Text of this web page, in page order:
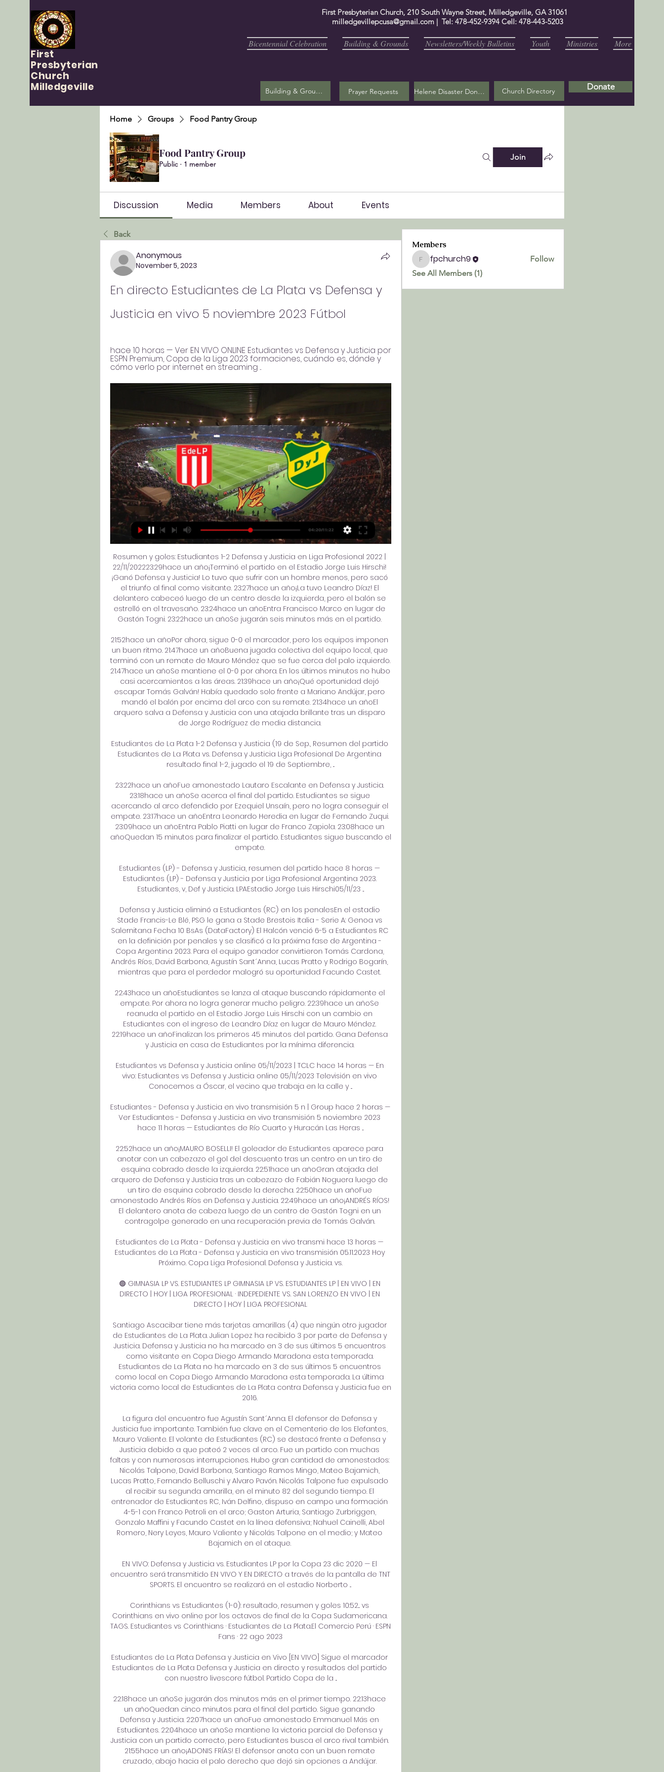
First
Presbyterian
Church
Milledgeville
First Presbyterian Church, 210 South Wayne Street, Milledgeville, GA 31061
milledgevillepcusa@gmail.com | Tel: 478-452-9394 Cell: 478-443-5203
Bicentennial Celebration Building & Grounds Newsletters/Weekly Bulletins Youth Ministries More
Building & Grounds Prayer Requests Helene Disaster Donation Church Directory Donate
Home Groups Food Pantry Group
Food Pantry Group
Public · 1 member
Join
Discussion Media Members About Events
Back
Anonymous
November 5, 2023
En directo Estudiantes de La Plata vs Defensa y
Justicia en vivo 5 noviembre 2023 Fútbol
hace 10 horas — Ver EN VIVO ONLINE Estudiantes vs Defensa y Justicia por
ESPN Premium, Copa de la Liga 2023 formaciones, cuándo es, dónde y
cómo verlo por internet en streaming ...
Resumen y goles: Estudiantes 1-2 Defensa y Justicia en Liga Profesional 2022 |
22/11/202223:29hace un año¡Terminó el partido en el Estadio Jorge Luis Hirschi!
¡Ganó Defensa y Justicia! Lo tuvo que sufrir con un hombre menos, pero sacó
el triunfo al final como visitante. 23:27hace un año¡La tuvo Leandro Díaz! El
delantero cabeceó luego de un centro desde la izquierda, pero el balón se
estrelló en el travesaño. 23:24hace un añoEntra Francisco Marco en lugar de
Gastón Togni. 23:22hace un añoSe jugarán seis minutos más en el partido.
21:52hace un añoPor ahora, sigue 0-0 el marcador, pero los equipos imponen
un buen ritmo. 21:47hace un añoBuena jugada colectiva del equipo local, que
terminó con un remate de Mauro Méndez que se fue cerca del palo izquierdo.
21:47hace un añoSe mantiene el 0-0 por ahora. En los últimos minutos no hubo
casi acercamientos a las áreas. 21:39hace un año¡Qué oportunidad dejó
escapar Tomás Galván! Había quedado solo frente a Mariano Andújar, pero
mandó el balón por encima del arco con su remate. 21:34hace un añoEl
arquero salva a Defensa y Justicia con una atajada brillante tras un disparo
de Jorge Rodríguez de media distancia.
Estudiantes de La Plata 1-2 Defensa y Justicia (19 de Sep., Resumen del partido
Estudiantes de La Plata vs. Defensa y Justicia Liga Profesional De Argentina
resultado final 1-2, jugado el 19 de Septiembre, ...
23:22hace un añoFue amonestado Lautaro Escalante en Defensa y Justicia.
23:18hace un añoSe acerca el final del partido. Estudiantes se sigue
acercando al arco defendido por Ezequiel Unsaín, pero no logra conseguir el
empate. 23:17hace un añoEntra Leonardo Heredia en lugar de Fernando Zuqui.
23:09hace un añoEntra Pablo Piatti en lugar de Franco Zapiola. 23:08hace un
añoQuedan 15 minutos para finalizar el partido. Estudiantes sigue buscando el
empate.
Estudiantes (LP) - Defensa y Justicia, resumen del partido hace 8 horas —
Estudiantes (LP) - Defensa y Justicia por Liga Profesional Argentina 2023.
Estudiantes, v, Def y Justicia. LPAEstadio Jorge Luis Hirschi05/11/23 ...
Defensa y Justicia eliminó a Estudiantes (RC) en los penalesEn el estadio
Stade Francis-Le Blé, PSG le gana a Stade Brestois Italia - Serie A: Genoa vs
Salernitana Fecha 10 BsAs (DataFactory) El Halcón venció 6-5 a Estudiantes RC
en la definición por penales y se clasificó a la próxima fase de Argentina -
Copa Argentina 2023. Para el equipo ganador convirtieron Tomás Cardona,
Andrés Ríos, David Barbona, Agustín Sant´Anna, Lucas Pratto y Rodrigo Bogarín,
mientras que para el perdedor malogró su oportunidad Facundo Castet.
22:43hace un añoEstudiantes se lanza al ataque buscando rápidamente el
empate. Por ahora no logra generar mucho peligro. 22:39hace un añoSe
reanuda el partido en el Estadio Jorge Luis Hirschi con un cambio en
Estudiantes con el ingreso de Leandro Díaz en lugar de Mauro Méndez.
22:19hace un añoFinalizan los primeros 45 minutos del partido. Gana Defensa
y Justicia en casa de Estudiantes por la mínima diferencia.
Estudiantes vs Defensa y Justicia online 05/11/2023 | TCLC hace 14 horas — En
vivo: Estudiantes vs Defensa y Justicia online 05/11/2023 Televisión en vivo
Conocemos a Óscar, el vecino que trabaja en la calle y ...
Estudiantes - Defensa y Justicia en vivo transmisión 5 n | Group hace 2 horas —
Ver Estudiantes - Defensa y Justicia en vivo transmisión 5 noviembre 2023
hace 11 horas — Estudiantes de Río Cuarto y Huracán Las Heras ...
22:52hace un año¡MAURO BOSELLI! El goleador de Estudiantes aparece para
anotar con un cabezazo el gol del descuento tras un centro en un tiro de
esquina cobrado desde la izquierda. 22:51hace un añoGran atajada del
arquero de Defensa y Justicia tras un cabezazo de Fabián Noguera luego de
un tiro de esquina cobrado desde la derecha. 22:50hace un añoFue
amonestado Andrés Ríos en Defensa y Justicia. 22:49hace un año¡ANDRÉS RÍOS!
El delantero anota de cabeza luego de un centro de Gastón Togni en un
contragolpe generado en una recuperación previa de Tomás Galván.
Estudiantes de La Plata - Defensa y Justicia en vivo transmi hace 13 horas —
Estudiantes de La Plata - Defensa y Justicia en vivo transmisión 05.11.2023 Hoy
Próximo. Copa Liga Profesional. Defensa y Justicia. vs.
🟢 GIMNASIA LP VS. ESTUDIANTES LP GIMNASIA LP VS. ESTUDIANTES LP | EN VIVO | EN
DIRECTO | HOY | LIGA PROFESIONAL · INDEPEDIENTE VS. SAN LORENZO EN VIVO | EN
DIRECTO | HOY | LIGA PROFESIONAL
Santiago Ascacibar tiene más tarjetas amarillas (4) que ningún otro jugador
de Estudiantes de La Plata. Julian Lopez ha recibido 3 por parte de Defensa y
Justicia. Defensa y Justicia no ha marcado en 3 de sus últimos 5 encuentros
como visitante en Copa Diego Armando Maradona esta temporada.
Estudiantes de La Plata no ha marcado en 3 de sus últimos 5 encuentros
como local en Copa Diego Armando Maradona esta temporada. La última
victoria como local de Estudiantes de La Plata contra Defensa y Justicia fue en
2016.
La figura del encuentro fue Agustín Sant´Anna. El defensor de Defensa y
Justicia fue importante. También fue clave en el Cementerio de los Elefantes,
Mauro Valiente. El volante de Estudiantes (RC) se destacó frente a Defensa y
Justicia debido a que pateó 2 veces al arco. Fue un partido con muchas
faltas y con numerosas interrupciones. Hubo gran cantidad de amonestados:
Nicolás Talpone, David Barbona, Santiago Ramos Mingo, Mateo Bajamich,
Lucas Pratto, Fernando Belluschi y Alvaro Pavón. Nicolás Talpone fue expulsado
al recibir su segunda amarilla, en el minuto 82 del segundo tiempo. El
entrenador de Estudiantes RC, Iván Delfino, dispuso en campo una formación
4-5-1 con Franco Petroli en el arco; Gaston Arturia, Santiago Zurbriggen,
Gonzalo Maffini y Facundo Castet en la línea defensiva; Nahuel Cainelli, Abel
Romero, Nery Leyes, Mauro Valiente y Nicolás Talpone en el medio; y Mateo
Bajamich en el ataque.
EN VIVO: Defensa y Justicia vs. Estudiantes LP por la Copa 23 dic 2020 — El
encuentro será transmitido EN VIVO Y EN DIRECTO a través de la pantalla de TNT
SPORTS. El encuentro se realizará en el estadio Norberto ...
Corinthians vs Estudiantes (1-0): resultado, resumen y goles 10:52... vs
Corinthians en vivo online por los octavos de final de la Copa Sudamericana.
TAGS. Estudiantes vs Corinthians · Estudiantes de La Plata.El Comercio Perú · ESPN
Fans · 22 ago 2023
Estudiantes de La Plata Defensa y Justicia en Vivo [EN VIVO] Sigue el marcador
Estudiantes de La Plata Defensa y Justicia en directo y resultados del partido
con nuestro livescore fútbol. Partido Copa de la ...
22:18hace un añoSe jugarán dos minutos más en el primer tiempo. 22:13hace
un añoQuedan cinco minutos para el final del partido. Sigue ganando
Defensa y Justicia. 22:07hace un añoFue amonestado Emmanuel Más en
Estudiantes. 22:04hace un añoSe mantiene la victoria parcial de Defensa y
Justicia con un partido correcto, pero Estudiantes busca el arco rival también.
21:55hace un año¡ADONIS FRÍAS! El defensor anota con un buen remate
cruzado, abajo hacia el palo derecho que dejó sin opciones a Andújar.
Members
fpchurch9
fpchurch9
Follow
See All Members (1)